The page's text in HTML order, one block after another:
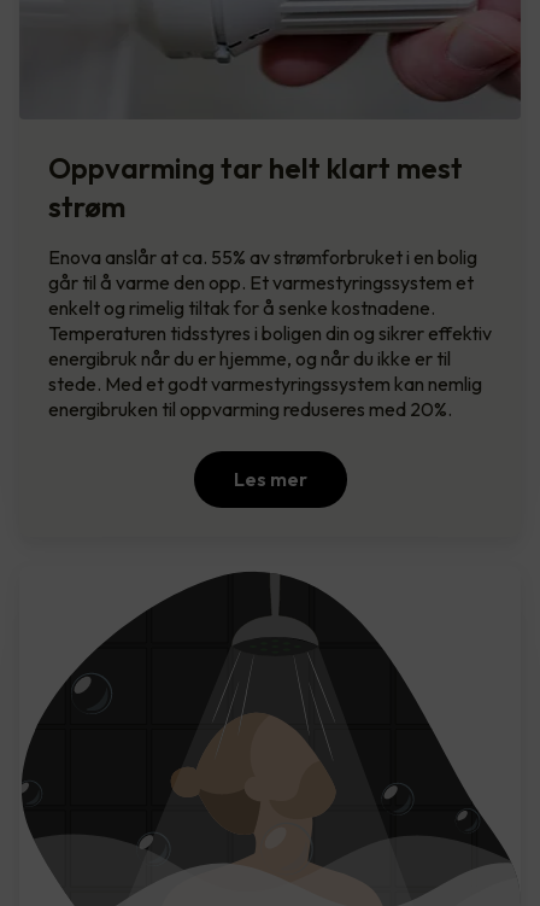
Oppvarming tar helt klart mest
strøm
Enova anslår at ca. 55% av strømforbruket i en bolig
går til å varme den opp. Et varmestyringssystem et
enkelt og rimelig tiltak for å senke kostnadene.
Temperaturen tidsstyres i boligen din og sikrer effektiv
energibruk når du er hjemme, og når du ikke er til
stede. Med et godt varmestyringssystem kan nemlig
energibruken til oppvarming reduseres med 20%.
Les mer